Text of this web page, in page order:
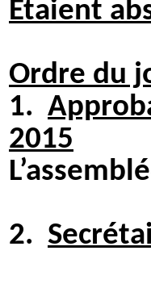
Etaient
Ordre du
1.
2015
2.